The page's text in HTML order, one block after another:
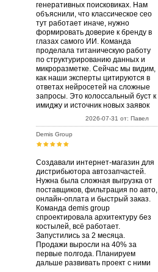
генеративных поисковиках. Нам
объяснили, что классическое сео
тут работает иначе, нужно
формировать доверие к бренду в
глазах самого ИИ. Команда
проделала титаническую работу
по структурированию данных и
микроразметке. Сейчас мы видим,
как наши эксперты цитируются в
ответах нейросетей на сложные
запросы. Это колоссальный буст к
имиджу и источник новых заявок
2026-07-31 от: Павел
Demis Group
Создавали интернет-магазин для
дистрибьютора автозапчастей.
Нужна была сложная выгрузка от
поставщиков, фильтрация по авто,
онлайн-оплата и быстрый заказ.
Команда demis group
спроектировала архитектуру без
костылей, всё работает.
Запустились за 2 месяца.
Продажи выросли на 40% за
первые полгода. Планируем
дальше развивать проект с ними